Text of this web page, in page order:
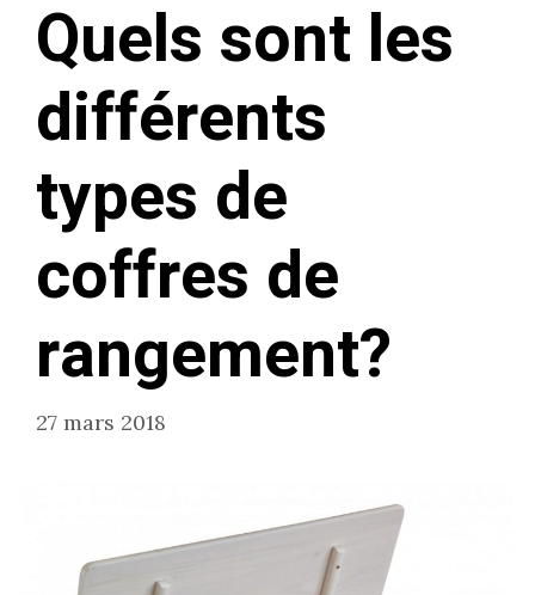
Quels sont les
différents
types de
coffres de
rangement?
27 mars 2018